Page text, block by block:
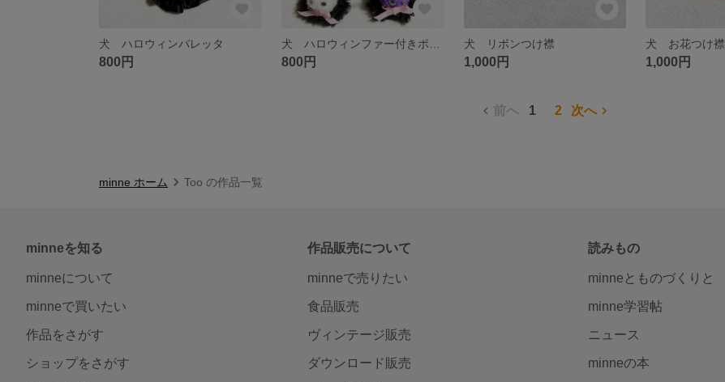
犬 ハロウィンバレッタ
800円 800円
犬 リボンつけ襟
1,000円
犬 お花つけ襟
1,000円
前へ 1 2 次へ
minne ホーム Too の作品一覧
minneを知る
minneについて
minneで買いたい
作品をさがす
ショップをさがす
作品販売について
minneで売りたい
食品販売
ヴィンテージ販売
ダウンロード販売
読みもの
minneとものづくりと
minne学習帖
ニュース
minneの本